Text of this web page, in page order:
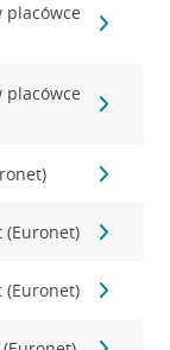
placówce
placówce
(Euronet)
(Euronet)